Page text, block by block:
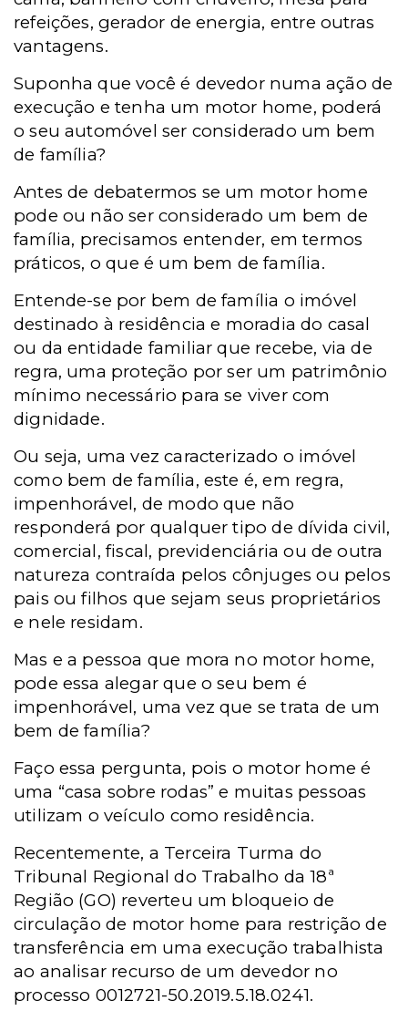
refeições, gerador de energia, entre outras
vantagens.
Suponha que você é devedor numa ação de
execução e tenha um motor home, poderá
o seu automóvel ser considerado um bem
de família?
Antes de debatermos se um motor home
pode ou não ser considerado um bem de
família, precisamos entender, em termos
práticos, o que é um bem de família.
Entende-se por bem de família o imóvel
destinado à residência e moradia do casal
ou da entidade familiar que recebe, via de
regra, uma proteção por ser um patrimônio
mínimo necessário para se viver com
dignidade.
Ou seja, uma vez caracterizado o imóvel
como bem de família, este é, em regra,
impenhorável, de modo que não
responderá por qualquer tipo de dívida civil,
comercial, fiscal, previdenciária ou de outra
natureza contraída pelos cônjuges ou pelos
pais ou filhos que sejam seus proprietários
e nele residam.
Mas e a pessoa que mora no motor home,
pode essa alegar que o seu bem é
impenhorável, uma vez que se trata de um
bem de família?
Faço essa pergunta, pois o motor home é
uma “casa sobre rodas” e muitas pessoas
utilizam o veículo como residência.
Recentemente, a Terceira Turma do
Tribunal Regional do Trabalho da 18ª
Região (GO) reverteu um bloqueio de
circulação de motor home para restrição de
transferência em uma execução trabalhista
ao analisar recurso de um devedor no
processo 0012721-50.2019.5.18.0241.